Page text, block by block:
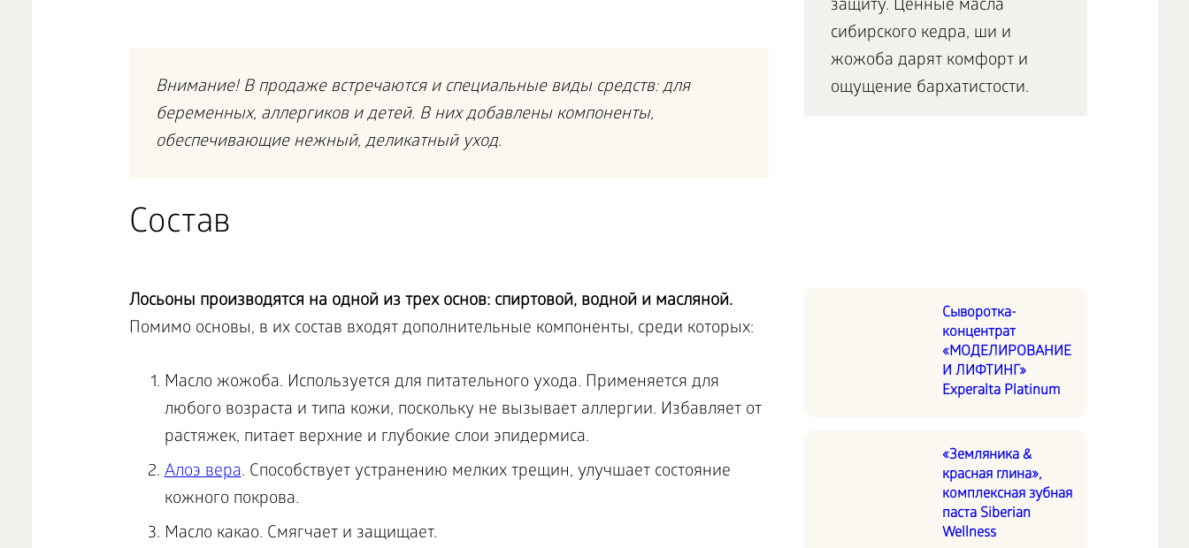
защиту. Ценные масла
сибирского кедра, ши и
жожоба дарят комфорт и
ощущение бархатистости.
Внимание! В продаже встречаются и специальные виды средств: для
беременных, аллергиков и детей. В них добавлены компоненты,
обеспечивающие нежный, деликатный уход.
Состав
Сыворотка-
концентрат
«МОДЕЛИРОВАНИЕ
И ЛИФТИНГ»
Experalta Platinum
«Земляника &
красная глина»,
комплексная зубная
паста Siberian
Wellness
Лосьоны производятся на одной из трех основ: спиртовой, водной и масляной.
Помимо основы, в их состав входят дополнительные компоненты, среди которых:
Масло жожоба. Используется для питательного ухода. Применяется для
любого возраста и типа кожи, поскольку не вызывает аллергии. Избавляет от
растяжек, питает верхние и глубокие слои эпидермиса.
Алоэ вера. Способствует устранению мелких трещин, улучшает состояние
кожного покрова.
Масло какао. Смягчает и защищает.